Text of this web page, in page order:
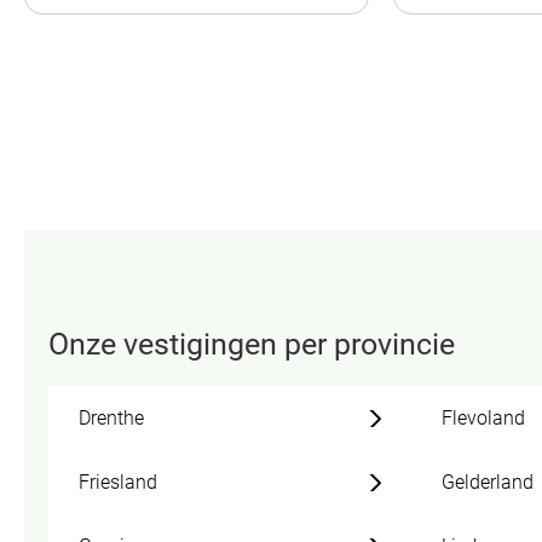
Onze vestigingen per provincie
Drenthe Flevoland
Friesland Gelderland